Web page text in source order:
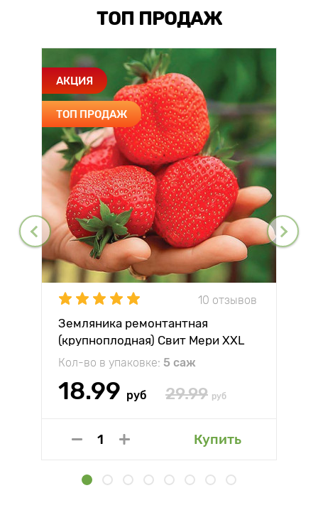
ТОП ПРОДАЖ
АКЦИЯ
ТОП ПРОДАЖ
10 отзывов
Земляника ремонтантная
(крупноплодная) Свит Мери XXL
Кол-во в упаковке: 5 саж
18.99 руб 29.99 руб
Купить